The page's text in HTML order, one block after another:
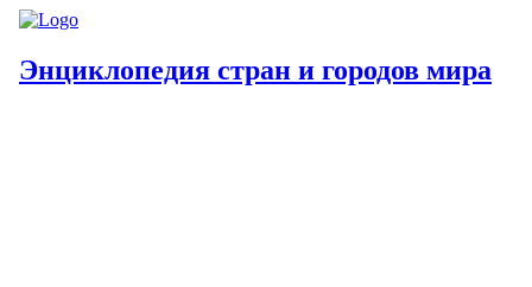
Энциклопедия стран и городов мира